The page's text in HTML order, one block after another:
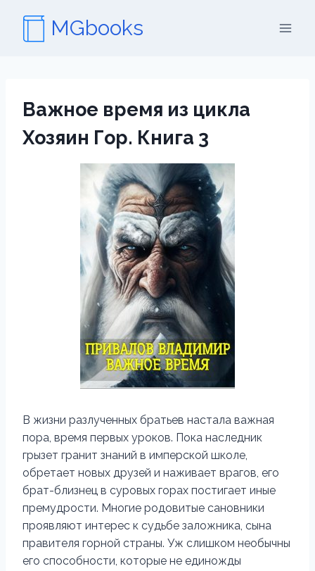
содержимому
MGbooks
Важное время из цикла
Хозяин Гор. Книга 3
В жизни разлученных братьев настала важная
пора, время первых уроков. Пока наследник
грызет гранит знаний в имперской школе,
обретает новых друзей и наживает врагов, его
брат-близнец в суровых горах постигает иные
премудрости. Многие родовитые сановники
проявляют интерес к судьбе заложника, сына
правителя горной страны. Уж слишком необычны
его способности, которые не единожды